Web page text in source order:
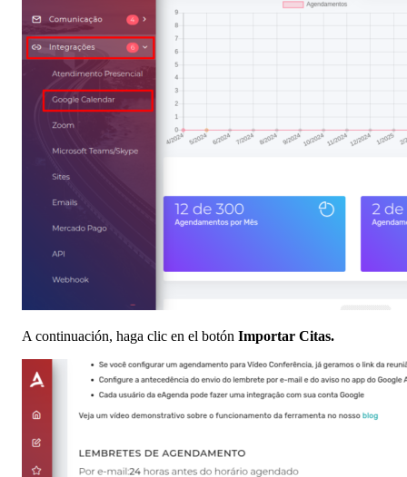
A continuación, haga clic en el botón Importar Citas.